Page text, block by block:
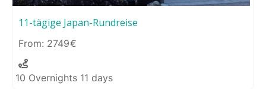
11-tägige Japan-Rundreise
2749
10 Overnights 11 days